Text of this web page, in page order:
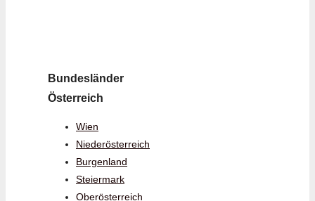
Bundesländer
Österreich
Wien
Niederösterreich
Burgenland
Steiermark
Oberösterreich